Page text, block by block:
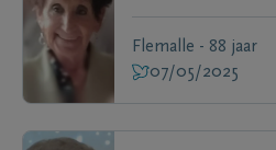
Flemalle - 88 jaar
07/05/2025